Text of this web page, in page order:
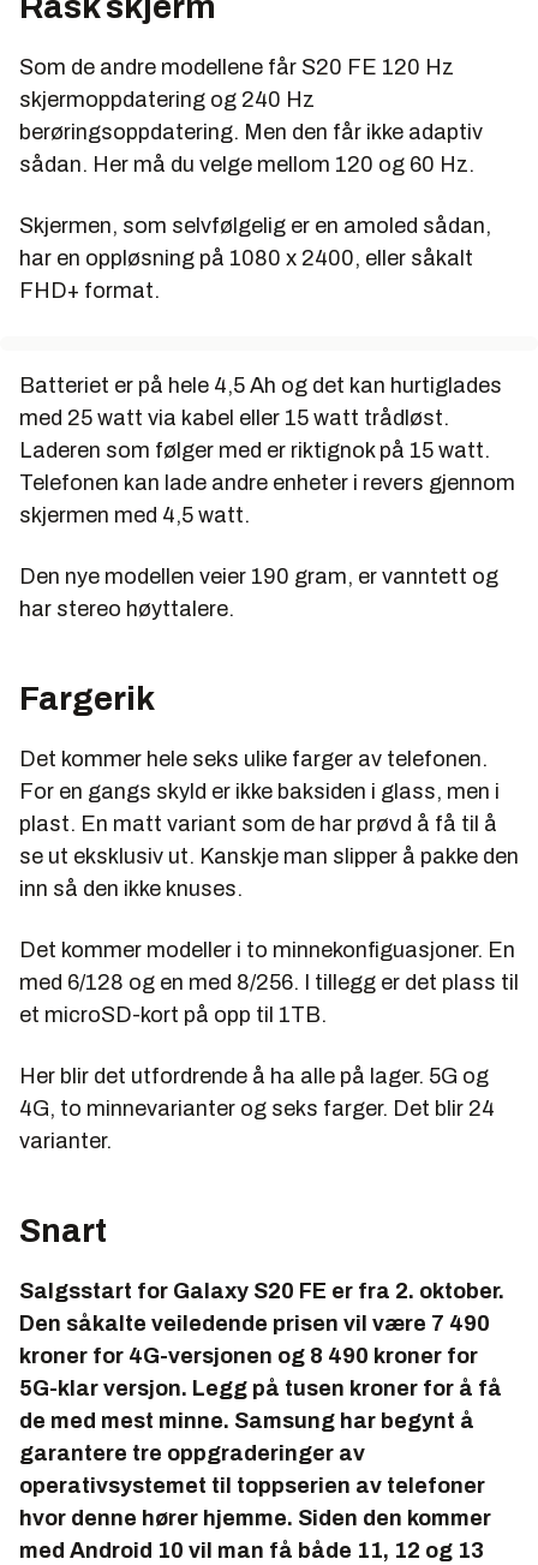
Som de andre modellene får S20 FE 120 Hz
skjermoppdatering og 240 Hz
berøringsoppdatering. Men den får ikke adaptiv
sådan. Her må du velge mellom 120 og 60 Hz.
Skjermen, som selvfølgelig er en amoled sådan,
har en oppløsning på 1080 x 2400, eller såkalt
FHD+ format.
Batteriet er på hele 4,5 Ah og det kan hurtiglades
med 25 watt via kabel eller 15 watt trådløst.
Laderen som følger med er riktignok på 15 watt.
Telefonen kan lade andre enheter i revers gjennom
skjermen med 4,5 watt.
Den nye modellen veier 190 gram, er vanntett og
har stereo høyttalere.
Fargerik
Det kommer hele seks ulike farger av telefonen.
For en gangs skyld er ikke baksiden i glass, men i
plast. En matt variant som de har prøvd å få til å
se ut eksklusiv ut. Kanskje man slipper å pakke den
inn så den ikke knuses.
Det kommer modeller i to minnekonfiguasjoner. En
med 6/128 og en med 8/256. I tillegg er det plass til
et microSD-kort på opp til 1TB.
Her blir det utfordrende å ha alle på lager. 5G og
4G, to minnevarianter og seks farger. Det blir 24
varianter.
Snart
Salgsstart for Galaxy S20 FE er fra 2. oktober.
Den såkalte veiledende prisen vil være 7 490
kroner for 4G-versjonen og 8 490 kroner for
5G-klar versjon. Legg på tusen kroner for å få
de med mest minne. Samsung har begynt å
garantere tre oppgraderinger av
operativsystemet til toppserien av telefoner
hvor denne hører hjemme. Siden den kommer
med Android 10 vil man få både 11, 12 og 13